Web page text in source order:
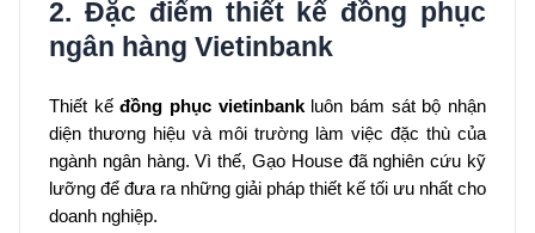
2. Đặc điểm thiết kế đồng phục
ngân hàng Vietinbank
Thiết kếđồng phục vietinbankluôn bám sát bộ nhận
diện thương hiệu và môi trường làm việc đặc thù của
ngành ngân hàng. Vì thế, Gạo House đã nghiên cứu kỹ
lưỡng để đưa ra những giải pháp thiết kế tối ưu nhất cho
doanh nghiệp.